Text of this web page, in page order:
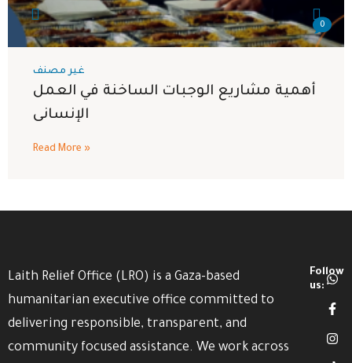
0
غير مصنف
أهمية مشاريع الوجبات الساخنة في العمل
الإنسانى
Read More »
Laith Relief Office (LRO) is a Gaza-based
humanitarian executive office committed to
delivering responsible, transparent, and
community focused assistance. We work across
Follow
us: